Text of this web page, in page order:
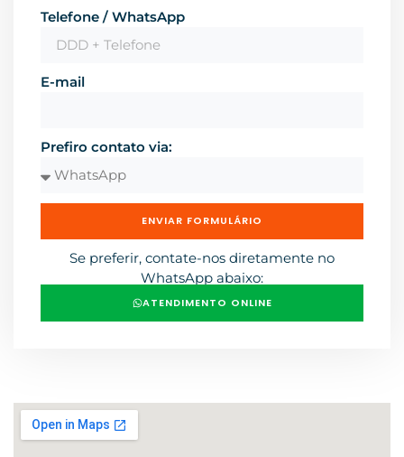
Telefone / WhatsApp
E-mail
Prefiro contato via:
ENVIAR FORMULÁRIO
Se preferir, contate-nos diretamente no
WhatsApp abaixo:
ATENDIMENTO ONLINE